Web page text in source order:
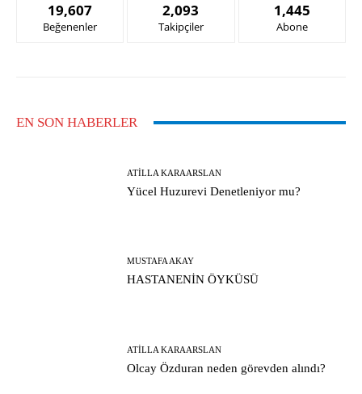
19,607
Beğenenler
2,093
Takipçiler
1,445
Abone
EN SON HABERLER
ATILLA KARAARSLAN
Yücel Huzurevi Denetleniyor mu?
MUSTAFA AKAY
HASTANENİN ÖYKÜSÜ
ATILLA KARAARSLAN
Olcay Özduran neden görevden alındı?